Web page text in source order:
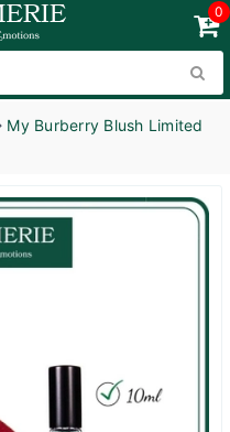
0
My Burberry Blush Limited